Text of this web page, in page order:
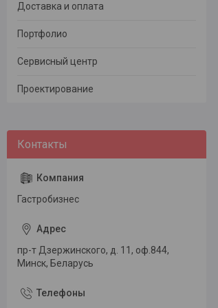
Доставка и оплата
Портфолио
Сервисный центр
Проектирование
Гастробизнес
пр-т Дзержинского, д. 11, оф.844,
Минск, Беларусь